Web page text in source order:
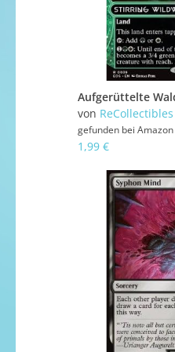
von ReCollectibles
gefunden bei
1,99 €